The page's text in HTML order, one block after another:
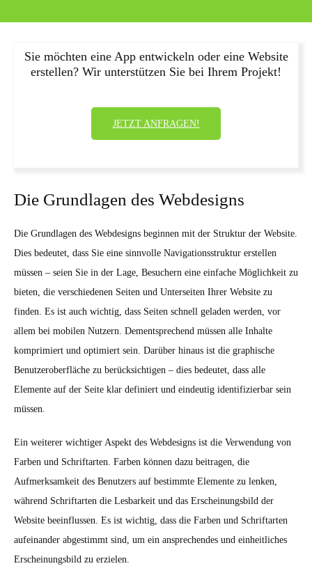
Sie möchten eine App entwickeln oder eine Website
erstellen? Wir unterstützen Sie bei Ihrem Projekt!
JETZT ANFRAGEN!
Die Grundlagen des Webdesigns
Die Grundlagen des Webdesigns beginnen mit der Struktur der Website.
Dies bedeutet, dass Sie eine sinnvolle Navigationsstruktur erstellen
müssen – seien Sie in der Lage, Besuchern eine einfache Möglichkeit zu
bieten, die verschiedenen Seiten und Unterseiten Ihrer Website zu
finden. Es ist auch wichtig, dass Seiten schnell geladen werden, vor
allem bei mobilen Nutzern. Dementsprechend müssen alle Inhalte
komprimiert und optimiert sein. Darüber hinaus ist die graphische
Benutzeroberfläche zu berücksichtigen – dies bedeutet, dass alle
Elemente auf der Seite klar definiert und eindeutig identifizierbar sein
müssen.
Ein weiterer wichtiger Aspekt des Webdesigns ist die Verwendung von
Farben und Schriftarten. Farben können dazu beitragen, die
Aufmerksamkeit des Benutzers auf bestimmte Elemente zu lenken,
während Schriftarten die Lesbarkeit und das Erscheinungsbild der
Website beeinflussen. Es ist wichtig, dass die Farben und Schriftarten
aufeinander abgestimmt sind, um ein ansprechendes und einheitliches
Erscheinungsbild zu erzielen.